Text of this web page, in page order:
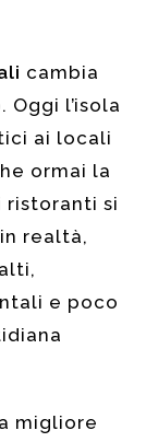
cambia
Oggi l’isola
ai locali
ormai la
ristoranti si
realtà,
e poco
migliore